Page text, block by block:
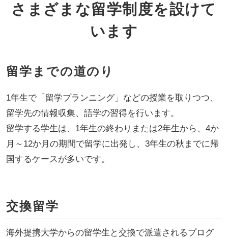
さまざまな留学制度を設けて
います
留学までの道のり
1年生で「留学プランニング」などの授業を取りつつ、
留学先の情報収集、語学の習得を行います。
留学する学生は、1年生の終わりまたは2年生から、4か
月～12か月の期間で留学に出発し、3年生の秋までに帰
国するケースが多いです。
交換留学
海外提携大学からの留学生と交換で派遣されるプログ